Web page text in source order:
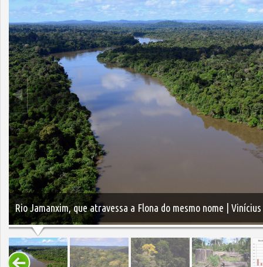
Rio Jamanxim, que atravessa a Flona do mesmo nome |